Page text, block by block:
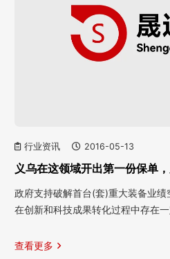
行业资讯 2016-05-13
义乌在这领域开出第一份保单
政府支持破解首台(套)重大装备业
在创新和科技成果转化过程中存在
查看更多